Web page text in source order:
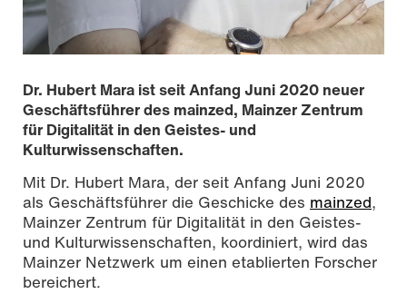
Dr. Hubert Mara ist seit Anfang Juni 2020 neuer
Geschäftsführer des mainzed, Mainzer Zentrum
für Digitalität in den Geistes- und
Kulturwissenschaften.
Mit Dr. Hubert Mara, der seit Anfang Juni 2020
als Geschäftsführer die Geschicke des mainzed,
Mainzer Zentrum für Digitalität in den Geistes-
und Kulturwissenschaften, koordiniert, wird das
Mainzer Netzwerk um einen etablierten Forscher
bereichert.